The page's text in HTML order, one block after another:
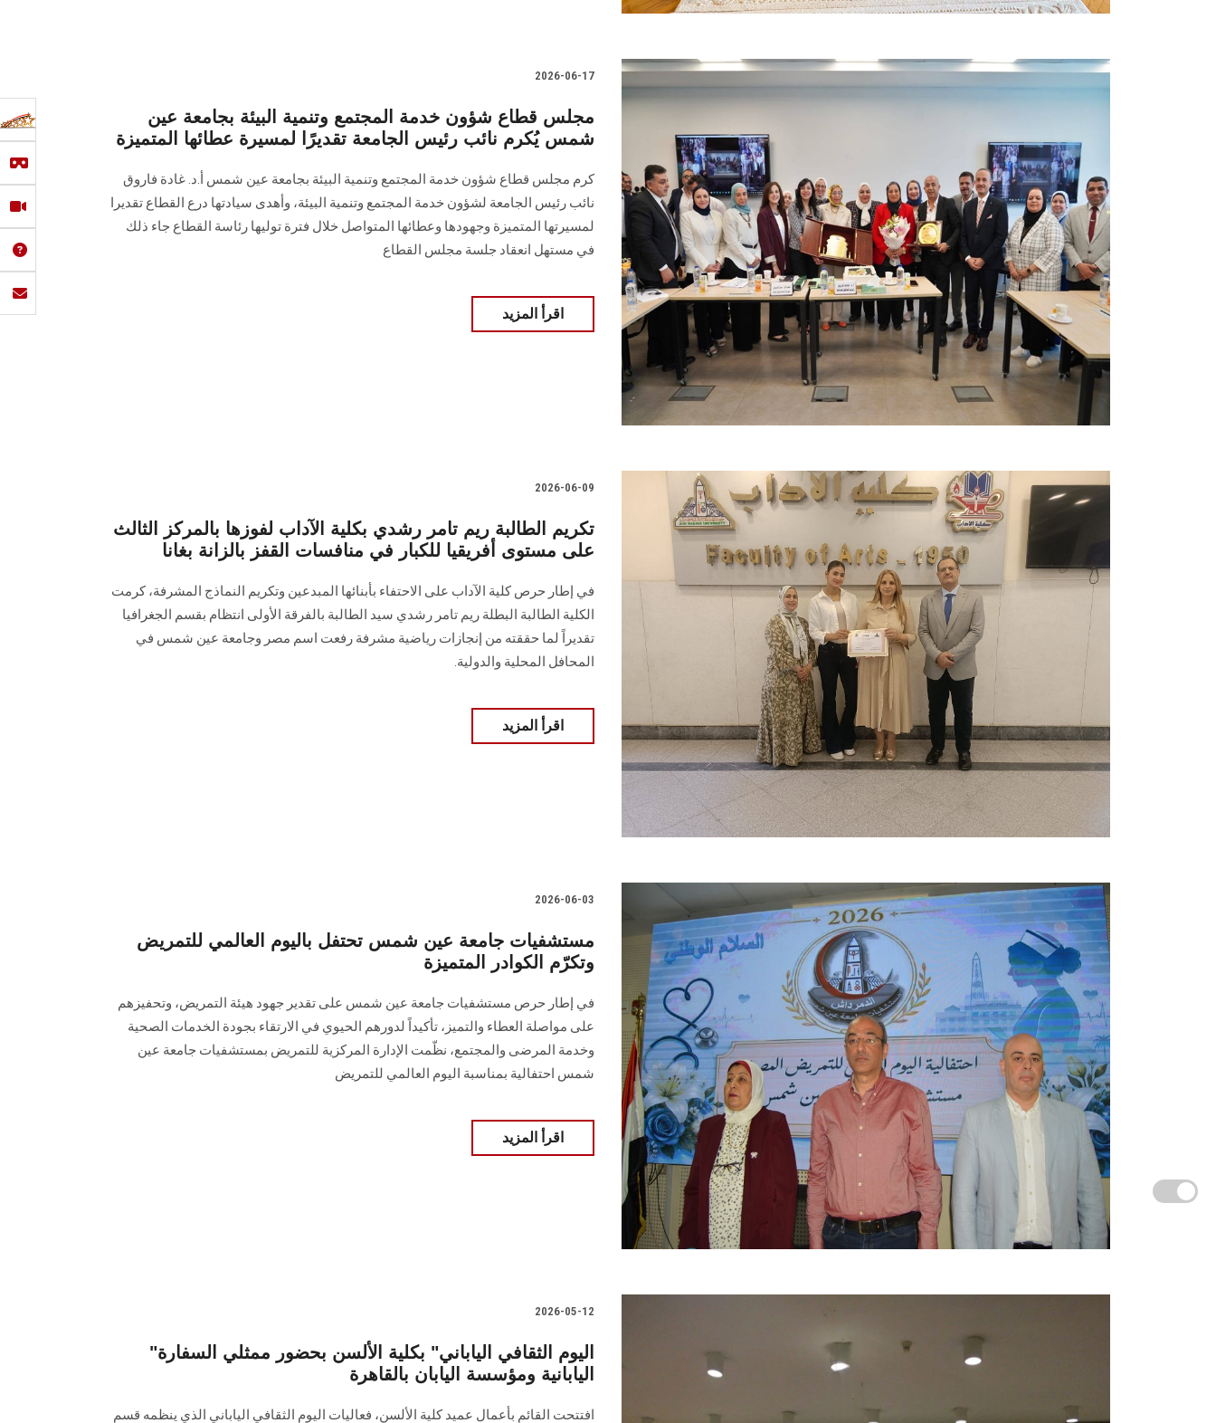
2026-06-17
مجلس قطاع شؤون خدمة المجتمع وتنمية البيئة بجامعة عين
شمس يُكرم نائب رئيس الجامعة تقديرًا لمسيرة عطائها المتميزة
كرم مجلس قطاع شؤون خدمة المجتمع وتنمية البيئة بجامعة عين شمس أ.د. غادة فاروق
نائب رئيس الجامعة لشؤون خدمة المجتمع وتنمية البيئة، وأهدى سيادتها درع القطاع تقديرا
لمسيرتها المتميزة وجهودها وعطائها المتواصل خلال فترة توليها رئاسة القطاع جاء ذلك
في مستهل انعقاد جلسة مجلس القطاع
اقرأ المزيد
2026-06-09
تكريم الطالبة ريم تامر رشدي بكلية الآداب لفوزها بالمركز الثالث
على مستوى أفريقيا للكبار في منافسات القفز بالزانة بغانا
في إطار حرص كلية الآداب على الاحتفاء بأبنائها المبدعين وتكريم النماذج المشرفة، كرمت
الكلية الطالبة البطلة ريم تامر رشدي سيد الطالبة بالفرقة الأولى انتظام بقسم الجغرافيا
تقديراً لما حققته من إنجازات رياضية مشرفة رفعت اسم مصر وجامعة عين شمس في
المحافل المحلية والدولية.
اقرأ المزيد
2026-06-03
مستشفيات جامعة عين شمس تحتفل باليوم العالمي للتمريض
وتكرّم الكوادر المتميزة
في إطار حرص مستشفيات جامعة عين شمس على تقدير جهود هيئة التمريض، وتحفيزهم
على مواصلة العطاء والتميز، تأكيداً لدورهم الحيوي في الارتقاء بجودة الخدمات الصحية
وخدمة المرضى والمجتمع، نظّمت الإدارة المركزية للتمريض بمستشفيات جامعة عين
شمس احتفالية بمناسبة اليوم العالمي للتمريض
اقرأ المزيد
2026-05-12
"اليوم الثقافي الياباني" بكلية الألسن بحضور ممثلي السفارة
اليابانية ومؤسسة اليابان بالقاهرة
افتتحت القائم بأعمال عميد كلية الألسن، فعاليات اليوم الثقافي الياباني الذي ينظمه قسم